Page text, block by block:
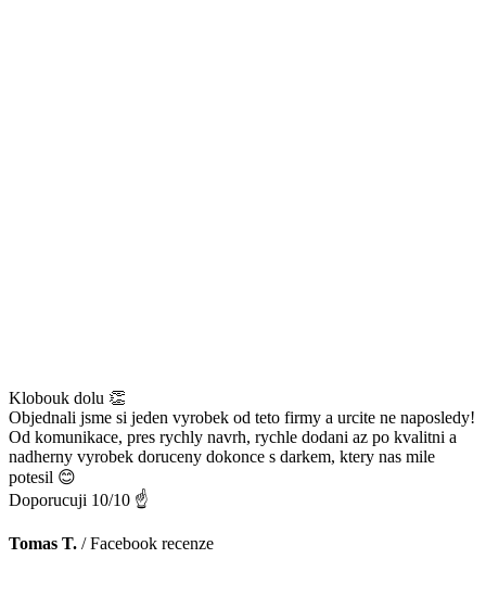
Klobouk dolu 👏
Objednali jsme si jeden vyrobek od teto firmy a urcite ne naposledy!
Od komunikace, pres rychly navrh, rychle dodani az po kvalitni a
nadherny vyrobek doruceny dokonce s darkem, ktery nas mile
potesil 😊
Doporucuji 10/10 ☝️
Tomas T. /Facebook recenze